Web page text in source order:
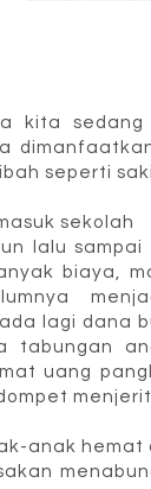
kita
seperti
sekolah
lalu
biaya,
lagi dana
tabungan
uang
anak hemat